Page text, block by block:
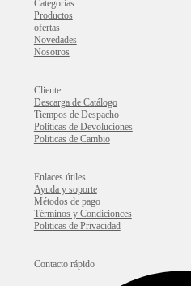
Categorías
Productos
ofertas
Novedades
Nosotros
Cliente
Descarga de Catálogo
Tiempos de Despacho
Politicas de Devoluciones
Politicas de Cambio
Enlaces útiles
Ayuda y soporte
Métodos de pago
Términos y Condicionces
Politicas de Privacidad
Contacto rápido